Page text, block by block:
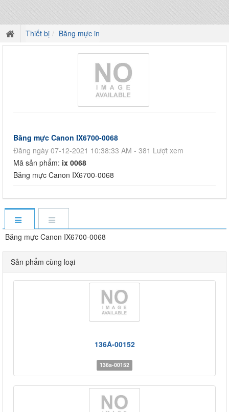
Thiết bị Băng mực in
Băng mực Canon IX6700-0068
Đăng ngày 07-12-2021 10:38:33 AM - 381 Lượt xem
Mã sản phẩm: ix 0068
Băng mực Canon IX6700-0068
Băng mực Canon IX6700-0068
Sản phẩm cùng loại
136A-00152
136a-00152